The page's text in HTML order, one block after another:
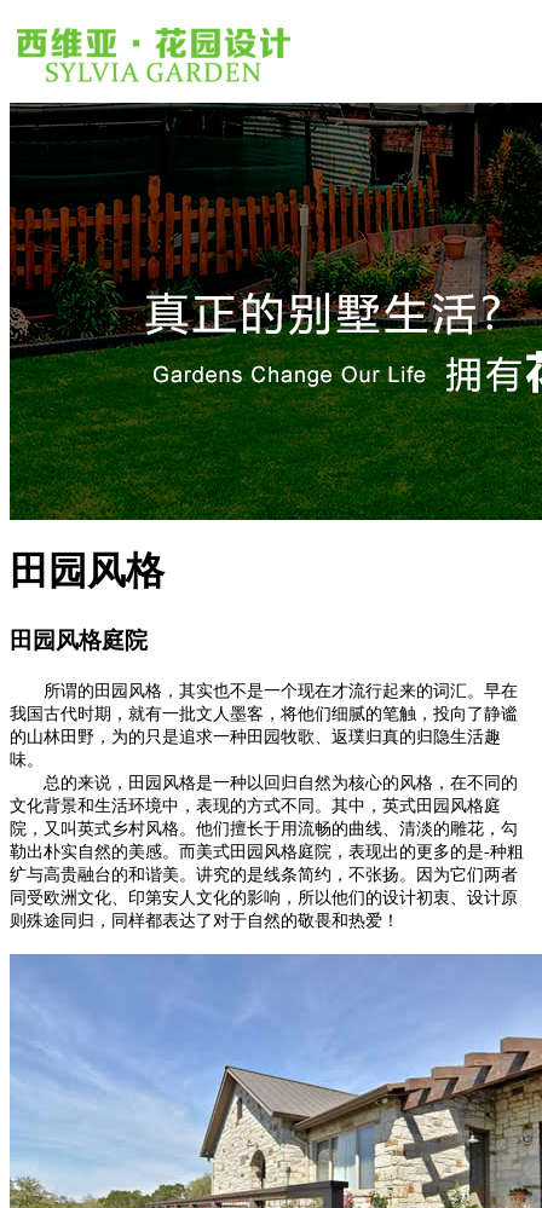
田园风格
田园风格庭院
所谓的田园风格，其实也不是一个现在才流行起来的词汇。早在
我国古代时期，就有一批文人墨客，将他们细腻的笔触，投向了静谧
的山林田野，为的只是追求一种田园牧歌、返璞归真的归隐生活趣
味。
总的来说，田园风格是一种以回归自然为核心的风格，在不同的
文化背景和生活环境中，表现的方式不同。其中，英式田园风格庭
院，又叫英式乡村风格。他们擅长于用流畅的曲线、清淡的雕花，勾
勒出朴实自然的美感。而美式田园风格庭院，表现出的更多的是-种粗
纩与高贵融台的和谐美。讲究的是线条简约，不张扬。因为它们两者
同受欧洲文化、印第安人文化的影响，所以他们的设计初衷、设计原
则殊途同归，同样都表达了对于自然的敬畏和热爱！